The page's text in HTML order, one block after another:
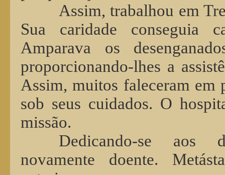
Assim, trabalhou em
Sua caridade conseguia
Amparava os
proporcionando-lhes a
Assim, muitos faleceram em
sob seus cuidados. O
missão.
Dedicando-se aos
novamente doente.